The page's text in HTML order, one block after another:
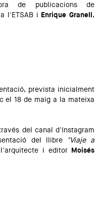
de publicacions de
l'ETSAB i Enrique Granell,
prevista inicialment
18 de maig a la mateixa
del canal d'Instagram
del llibre
"Viaje a
i editor Moisés